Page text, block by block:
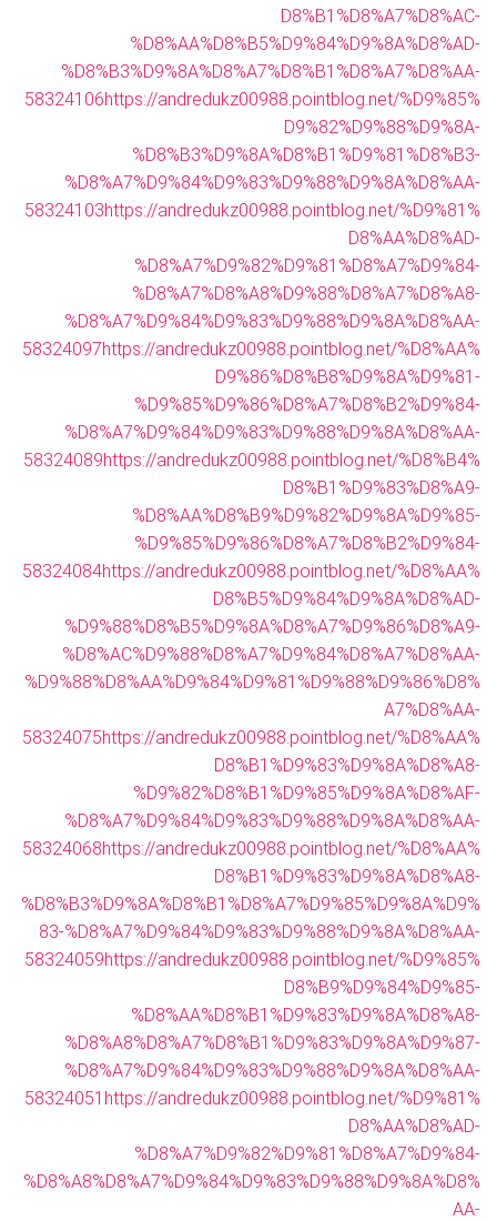
D8%B1%D8%A7%D8%AC-
%D8%AA%D8%B5%D9%84%D9%8A%D8%AD-
%D8%B3%D9%8A%D8%A7%D8%B1%D8%A7%D8%AA-
58324106https://andredukz00988.pointblog.net/%D9%85%
D9%82%D9%88%D9%8A-
%D8%B3%D9%8A%D8%B1%D9%81%D8%B3-
%D8%A7%D9%84%D9%83%D9%88%D9%8A%D8%AA-
58324103https://andredukz00988.pointblog.net/%D9%81%
D8%AA%D8%AD-
%D8%A7%D9%82%D9%81%D8%A7%D9%84-
%D8%A7%D8%A8%D9%88%D8%A7%D8%A8-
%D8%A7%D9%84%D9%83%D9%88%D9%8A%D8%AA-
58324097https://andredukz00988.pointblog.net/%D8%AA%
D9%86%D8%B8%D9%8A%D9%81-
%D9%85%D9%86%D8%A7%D8%B2%D9%84-
%D8%A7%D9%84%D9%83%D9%88%D9%8A%D8%AA-
58324089https://andredukz00988.pointblog.net/%D8%B4%
D8%B1%D9%83%D8%A9-
%D8%AA%D8%B9%D9%82%D9%8A%D9%85-
%D9%85%D9%86%D8%A7%D8%B2%D9%84-
58324084https://andredukz00988.pointblog.net/%D8%AA%
D8%B5%D9%84%D9%8A%D8%AD-
%D9%88%D8%B5%D9%8A%D8%A7%D9%86%D8%A9-
%D8%AC%D9%88%D8%A7%D9%84%D8%A7%D8%AA-
%D9%88%D8%AA%D9%84%D9%81%D9%88%D9%86%D8%
A7%D8%AA-
58324075https://andredukz00988.pointblog.net/%D8%AA%
D8%B1%D9%83%D9%8A%D8%A8-
%D9%82%D8%B1%D9%85%D9%8A%D8%AF-
%D8%A7%D9%84%D9%83%D9%88%D9%8A%D8%AA-
58324068https://andredukz00988.pointblog.net/%D8%AA%
D8%B1%D9%83%D9%8A%D8%A8-
%D8%B3%D9%8A%D8%B1%D8%A7%D9%85%D9%8A%D9%
83-%D8%A7%D9%84%D9%83%D9%88%D9%8A%D8%AA-
58324059https://andredukz00988.pointblog.net/%D9%85%
D8%B9%D9%84%D9%85-
%D8%AA%D8%B1%D9%83%D9%8A%D8%A8-
%D8%A8%D8%A7%D8%B1%D9%83%D9%8A%D9%87-
%D8%A7%D9%84%D9%83%D9%88%D9%8A%D8%AA-
58324051 https://andredukz00988.pointblog.net/%D9%81%
D8%AA%D8%AD-
%D8%A7%D9%82%D9%81%D8%A7%D9%84-
%D8%A8%D8%A7%D9%84%D9%83%D9%88%D9%8A%D8%
AA-